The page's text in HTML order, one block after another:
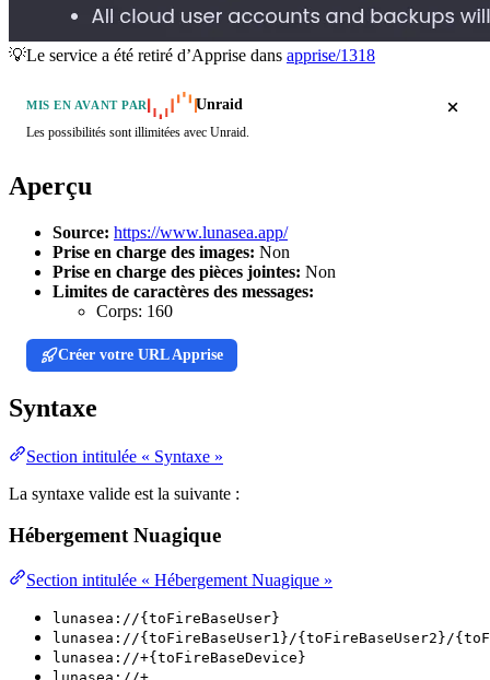
💡Le service a été retiré d’Apprise dans apprise/1318
MIS EN AVANT PAR Unraid
Les possibilités sont illimitées avec Unraid.
Aperçu
Source: https://www.lunasea.app/
Prise en charge des images: Non
Prise en charge des pièces jointes: Non
Limites de caractères des messages:
Corps: 160
Créer votre URL Apprise
Syntaxe
Section intitulée « Syntaxe »
La syntaxe valide est la suivante :
Hébergement Nuagique
Section intitulée « Hébergement Nuagique »
lunasea://{toFireBaseUser}
lunasea://{toFireBaseUser1}/{toFireBaseUser2}/
lunasea://+{toFireBaseDevice}